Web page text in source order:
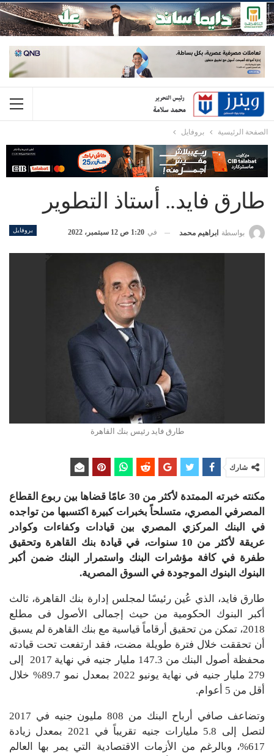
الصفحة الرئيسية بروفايل
طارق فايد.. أستاذ التطوير
بروفايل بواسطة ابراهيم محمد في 1:20 ص 12 سبتمبر، 2022
طارق فايد رئيس بنك القاهرة
شارك
مكنته خبرته الممتدة لأكثر من 30 عامًا قضاها بين ربوع القطاع
المصرفي المصري، متسلحاً بخبرات كبيرة اكتسبها من تواجده
في البنك المركزي المصري بين قيادات وكفاءات وكوادر
عريقة لأكثر من 10 سنوات، في قيادة بنك القاهرة وتحقيق
طفرة في كافة مؤشرات البنك واستمرار البنك ضمن أكبر
البنوك البنوك الموجودة في السوق المصرية.
طارق فايد، الذي عُین رئیسًا لمجلس إدارة بنك القاھرة، ثالث
أكبر البنوك الحكومیة من حیث إجمالى الأصول فى مطلع
2018، تمكن من تحقيق أرقاماً قياسية مع بنك القاهرة لم يسبق
أن تحققت خلال فترة طويلة مضت، فقد ارتفعت تحت قيادته
محفظة أصول البنك من 147.3 مليار جنيه في نهاية 2017 إلى
279 مليار جنيه في نهاية يونيو 2022 بمعدل نمو 89.7% خلال
أقل من 5 أعوام.
وتضاعف صافي أرباح البنك من 808 مليون جنيه في 2017
لتصل إلى 5.8 مليارات جنيه تقريباً في 2021 بمعدل زيادة
617%، وبالرغم من الأزمات الاقتصادية التي يمر بها العالم